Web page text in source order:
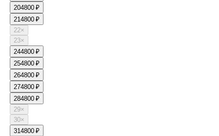
204800 ₽
214800 ₽
22×
23×
244800 ₽
254800 ₽
264800 ₽
274800 ₽
284800 ₽
29×
30×
314800 ₽